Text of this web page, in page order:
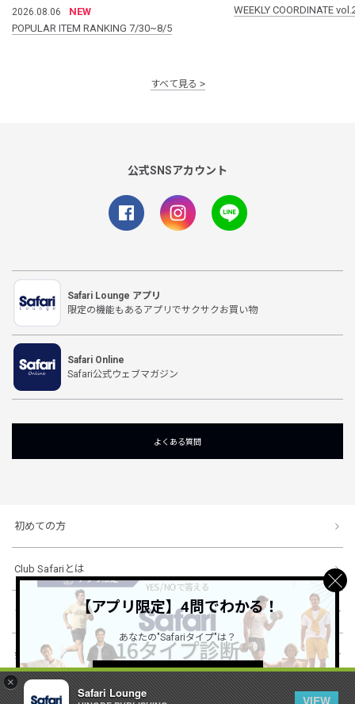
×
Safari Lounge
VIEW
2026.08.06
NEW
POPULAR ITEM RANKING 7/30~8/5
WEEKLY COORDINATE
すべて見る
公式SNSアカウント
Safari Lounge アプリ
限定の機能もあるアプリでサクサクお買い物
Safari Online
Safari公式ウェブマガジン
よくある質問
初めての方
Club Safariとは
ショッピングガイド
会社概要・規約
【アプリ限定】4問でわかる！
あなたの"Safariタイプ"は？
詳しくはこちら ＞